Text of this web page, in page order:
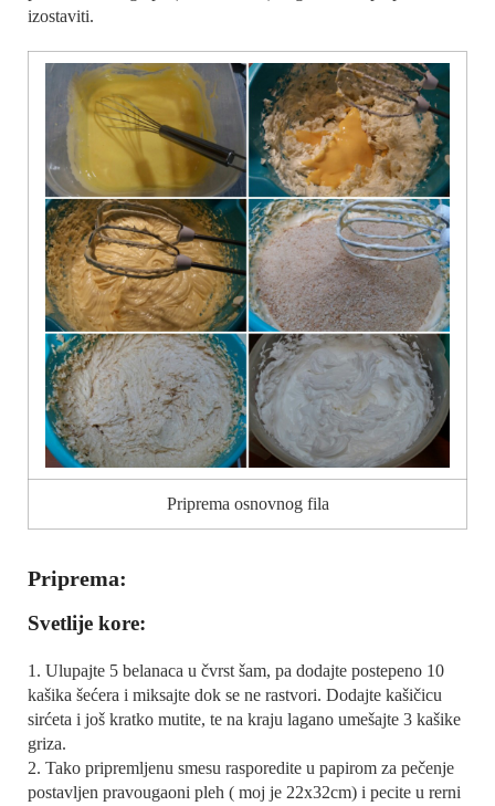
izostaviti.
Priprema osnovnog fila
Priprema:
Svetlije kore:
1. Ulupajte 5 belanaca u čvrst šam, pa dodajte postepeno 10
kašika šećera i miksajte dok se ne rastvori. Dodajte kašičicu
sirćeta i još kratko mutite, te na kraju lagano umešajte 3 kašike
griza.
2. Tako pripremljenu smesu rasporedite u papirom za pečenje
postavljen pravougaoni pleh ( moj je 22x32cm) i pecite u rerni